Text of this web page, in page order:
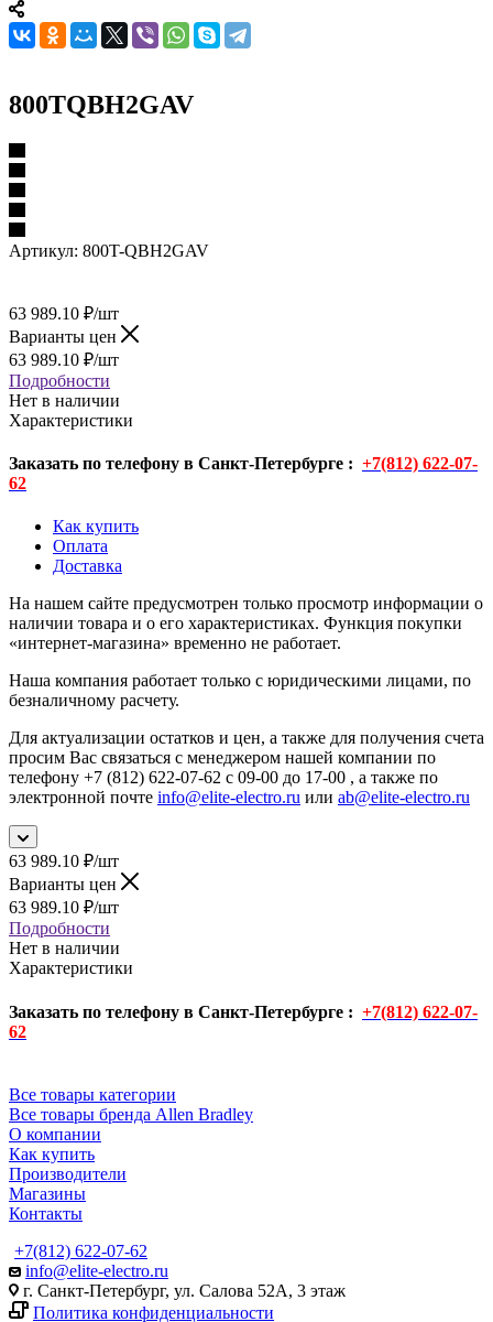
800TQBH2GAV
Артикул: 800T-QBH2GAV
63 989.10 ₽/шт
Варианты цен
63 989.10 ₽/шт
Подробности
Нет в наличии
Характеристики
Заказать по телефону в Санкт-Петербурге : +7(812) 622-07-
62
Как купить
Оплата
Доставка
На нашем сайте предусмотрен только просмотр информации о
наличии товара и о его характеристиках. Функция покупки
«интернет-магазина» временно не работает.
Наша компания работает только с юридическими лицами, по
безналичному расчету.
Для актуализации остатков и цен, а также для получения счета
просим Вас связаться с менеджером нашей компании по
телефону +7 (812) 622-07-62 с 09-00 до 17-00 , а также по
электронной почте info@elite-electro.ru или ab@elite-electro.ru
63 989.10 ₽/шт
Варианты цен
63 989.10 ₽/шт
Подробности
Нет в наличии
Характеристики
Заказать по телефону в Санкт-Петербурге : +7(812) 622-07-
62
Все товары категории
Все товары бренда Allen Bradley
О компании
Как купить
Производители
Магазины
Контакты
+7(812) 622-07-62
info@elite-electro.ru
г. Санкт-Петербург, ул. Салова 52А, 3 этаж
Политика конфиденциальности